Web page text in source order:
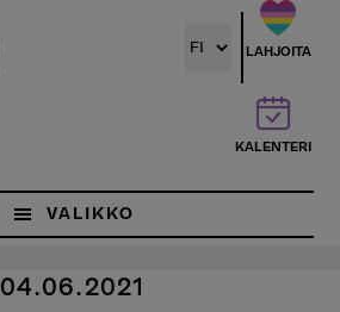
LAHJOITA
KALENTERI
VALIKKO
04.06.2021